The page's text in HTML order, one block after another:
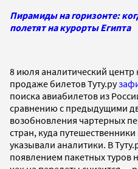
Пирамиды на горизонте:
полетят на курорты Египта
8 июля аналитический
продаже билетов Туту.ру
поиска авиабилетов из
сравнению с предыдущими
возобновления чартерных
стран, куда
указывали аналитики. В
появлением пакетных туров